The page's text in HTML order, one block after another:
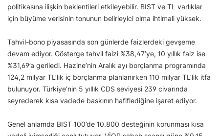
politikasına ilişkin beklentileri etkileyebilir. BIST ve TL varlıklar
için büyüme verisinin tonunun belirleyici olma ihtimali yüksek.
Tahvil-bono piyasasında son günlerde faizlerdeki gevşeme
devam ediyor. Gösterge tahvil faizi %38,47’ye, 10 yıllık faiz ise
%31,69’a geriledi. Hazine’nin Aralık ayı borçlanma programında
124,2 milyar TL’lik iç borçlanma planlanırken 110 milyar TL’lik itfa
bulunuyor. Türkiye’nin 5 yıllık CDS seviyesi 239 civarında
seyrederek kısa vadede baskının hafiflediğine işaret ediyor.
Genel anlamda BIST 100’de 10.800 desteğinin korunması kısa